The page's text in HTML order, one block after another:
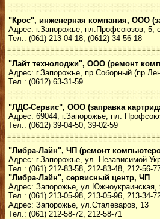
"Крос", инженерная компания, ООО
Адрес: г.Запорожье, пл.Профсоюзов, 5,
Тел.: (061) 213-04-18, (0612) 34-56-18
"Лайт технолоджи", ООО (ремонт
Адрес: г.Запорожье, пр.Соборный
Тел.: (0612) 63-31-59
"ЛДС-Сервис", ООО (заправка
Адрес: 69044, г.Запорожье, пл.
Тел.: (0612) 39-04-50, 39-02-59
"Либра-Лайн", ЧП (ремонт
Адрес: г.Запорожье, ул. Независимой
Тел.: (061) 212-83-58, 212-83-48, 212-56-
"Либра-Лайн", сервисный центр, ЧП
Адрес: Запорожье, ул.Южноукраинская,
Тел.: (061) 213-05-98, 213-05-96, 213-34-
Адрес: Запорожье, ул.Сталеваров, 13
Тел.: (061) 212-58-72, 212-58-71